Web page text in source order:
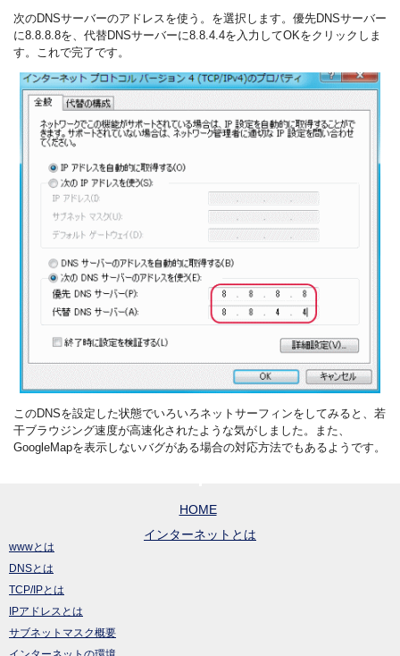
次のDNSサーバーのアドレスを使う。を選択します。優先DNSサーバー
に8.8.8.8を、代替DNSサーバーに8.8.4.4を入力してOKをクリックしま
す。これで完了です。
このDNSを設定した状態でいろいろネットサーフィンをしてみると、若
干ブラウジング速度が高速化されたような気がしました。また、
GoogleMapを表示しないバグがある場合の対応方法でもあるようです。
HOME
インターネットとは
wwwとは
DNSとは
TCP/IPとは
IPアドレスとは
サブネットマスク概要